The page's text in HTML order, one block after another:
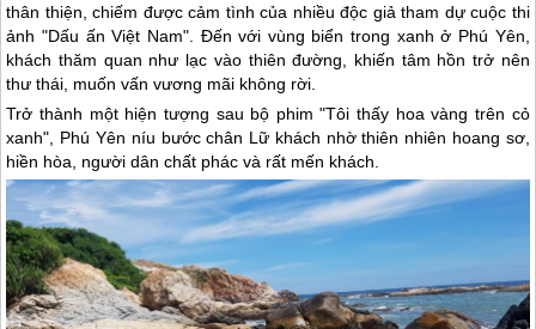
thân thiện, chiếm được cảm tình của nhiều độc giả tham dự cuộc thi
ảnh "Dấu ấn Việt Nam". Đến với vùng biển trong xanh ở Phú Yên,
khách thăm quan như lạc vào thiên đường, khiến tâm hồn trở nên
thư thái, muốn vấn vương mãi không rời.
Trở thành một hiện tượng sau bộ phim "Tôi thấy hoa vàng trên cỏ
xanh", Phú Yên níu bước chân Lữ khách nhờ thiên nhiên hoang sơ,
hiền hòa, người dân chất phác và rất mến khách.